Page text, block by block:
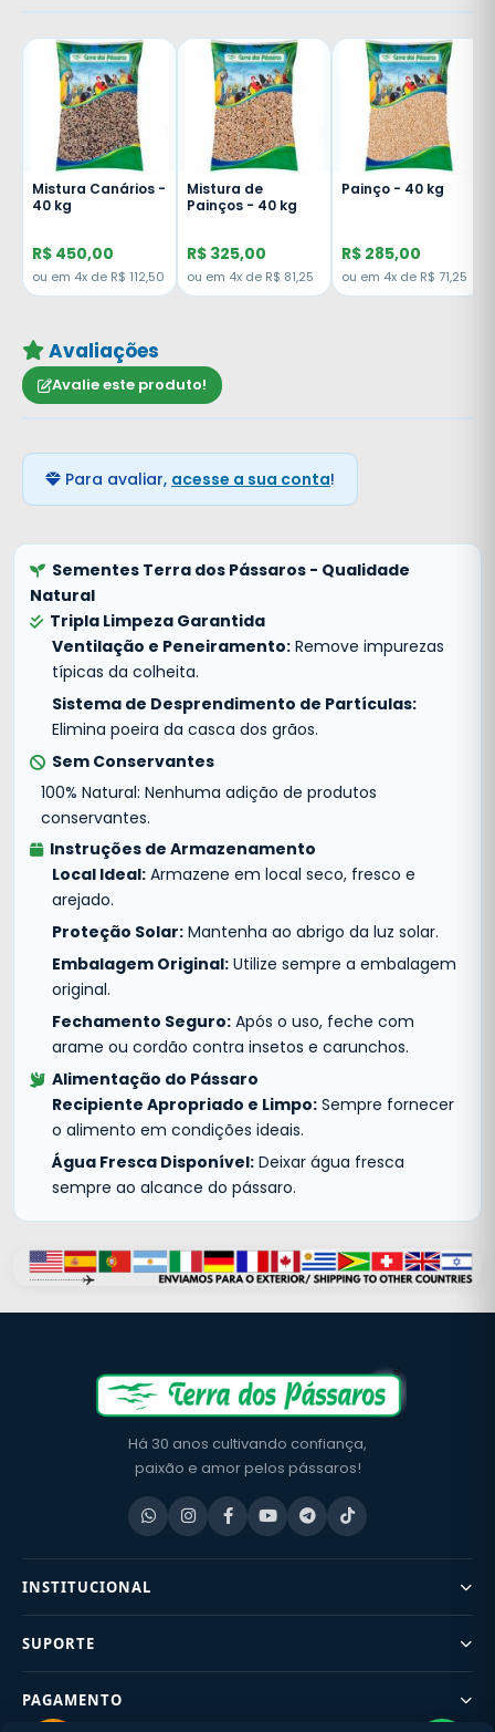
Mistura Canários -
40 kg
R$ 450,00
ou em 4x de R$ 112,50
Mistura de
Painços - 40 kg
R$ 325,00
ou em 4x de R$ 81,25
Painço - 40 kg
R$ 285,00
ou em 4x de R$ 71,25
Avaliações
Avalie este produto!
Para avaliar, acesse a sua conta!
Sementes Terra dos Pássaros - Qualidade
Natural
Tripla Limpeza Garantida
Ventilação e Peneiramento: Remove impurezas
típicas da colheita.
Sistema de Desprendimento de Partículas:
Elimina poeira da casca dos grãos.
Sem Conservantes
100% Natural: Nenhuma adição de produtos
conservantes.
Instruções de Armazenamento
Local Ideal: Armazene em local seco, fresco e
arejado.
Proteção Solar: Mantenha ao abrigo da luz solar.
Embalagem Original: Utilize sempre a embalagem
original.
Fechamento Seguro: Após o uso, feche com
arame ou cordão contra insetos e carunchos.
Alimentação do Pássaro
Recipiente Apropriado e Limpo: Sempre fornecer
o alimento em condições ideais.
Água Fresca Disponível: Deixar água fresca
sempre ao alcance do pássaro.
Há 30 anos cultivando confiança,
paixão e amor pelos pássaros!
INSTITUCIONAL
SUPORTE
PAGAMENTO